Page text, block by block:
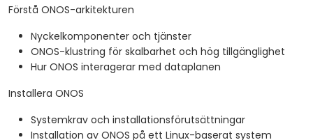
Förstå ONOS-arkitekturen
Nyckelkomponenter och tjänster
ONOS-klustring för skalbarhet och hög tillgänglighet
Hur ONOS interagerar med dataplanen
Installera ONOS
Systemkrav och installationsförutsättningar
Installation av ONOS på ett Linux-baserat system